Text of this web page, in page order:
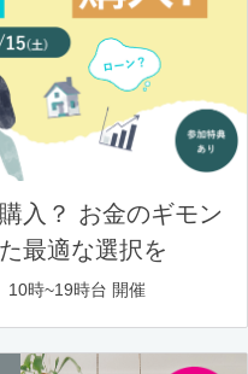
入？ お金のギモン
最適な選択を
10時~19時台 開催